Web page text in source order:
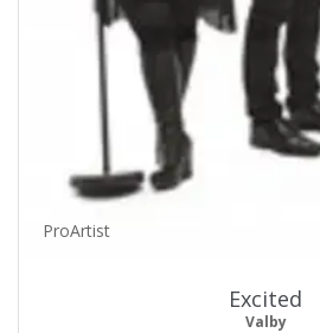
ProArtist
Excited
Valby